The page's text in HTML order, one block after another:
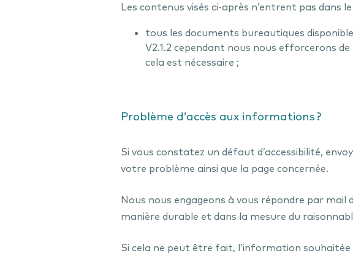
Les contenus visés ci-après n’entrent pas dans
tous les documents bureautiques
V2.1.2 cependant nous nous efforcerons
cela est nécessaire ;
Problème d’accès aux informations ?
Si vous constatez un défaut d’accessibilité,
votre problème ainsi que la page concernée.
Nous nous engageons à vous répondre par mail
manière durable et dans la mesure du
Si cela ne peut être fait, l’information